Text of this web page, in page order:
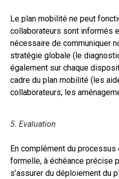
Le plan mobilité ne peut
collaborateurs sont informés
nécessaire de communiquer
stratégie globale (le
également sur chaque
cadre du plan mobilité (les
collaborateurs, les
5. Evaluation
En complément du
formelle, à échéance précise
s’assurer du déploiement du